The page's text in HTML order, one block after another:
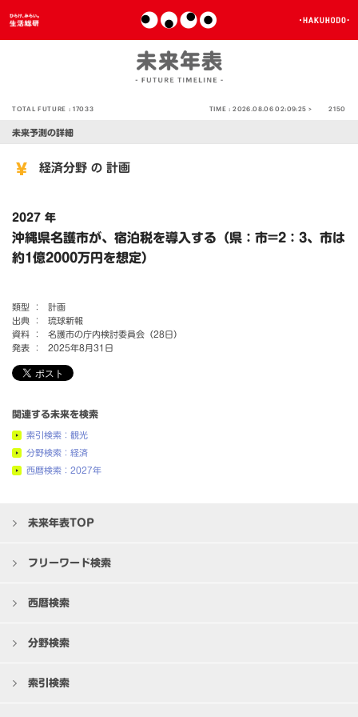
TOTAL FUTURE :17033 TIME :2026.08.06 02:09:25 > 2150
未来予測の詳細
経済分野 の 計画
2027 年
沖縄県名護市が、宿泊税を導入する（県：市=2：3、市は
約1億2000万円を想定）
類型 ：
計画
出典 ：
琉球新報
資料 ：
名護市の庁内検討委員会（28日）
発表 ：
2025年8月31日
関連する未来を検索
索引検索：観光
分野検索：経済
西暦検索：2027年
未来年表TOP
フリーワード検索
西暦検索
分野検索
索引検索